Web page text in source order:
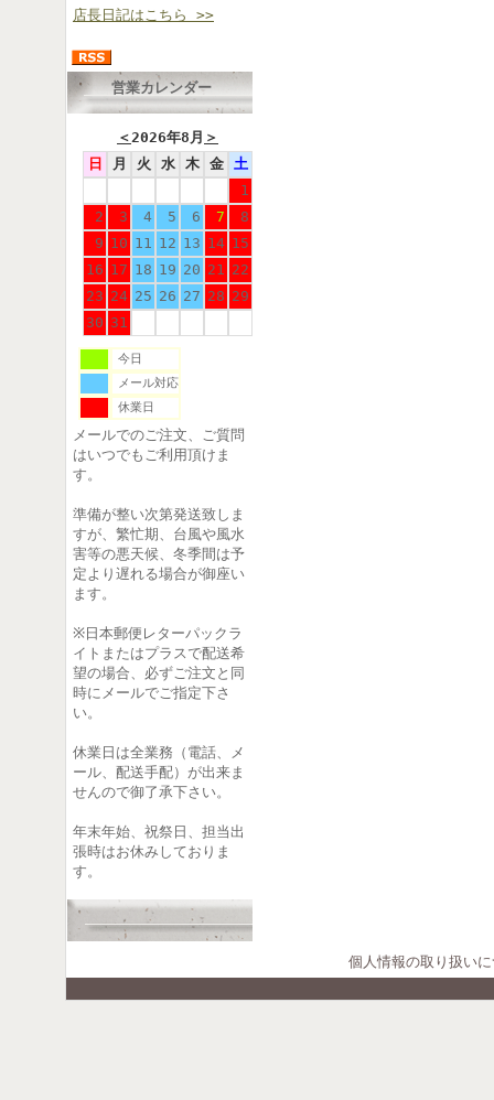
店長日記はこちら >>
営業カレンダー
＜2026年8月 ＞
日
月 火 水 木 金
土
1
2
3 4 5 6 7
8
9 10 11 12 13 14 15
16 17 18 19 20 21 22
23 24 25 26 27 28 29
30 31
今日
メール対応
休業日
メールでのご注文、ご質問
はいつでもご利用頂けま
す。
準備が整い次第発送致しま
すが、繁忙期、台風や風水
害等の悪天候、冬季間は予
定より遅れる場合が御座い
ます。
※日本郵便レターパックラ
イトまたはプラスで配送希
望の場合、必ずご注文と同
時にメールでご指定下さ
い。
休業日は全業務（電話、メ
ール、配送手配）が出来ま
せんので御了承下さい。
年末年始、祝祭日、担当出
張時はお休みしておりま
す。
個人情報の取り扱い